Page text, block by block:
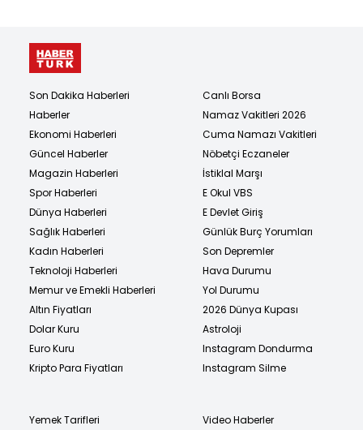
Son Dakika Haberleri
Haberler
Ekonomi Haberleri
Güncel Haberler
Magazin Haberleri
Spor Haberleri
Dünya Haberleri
Sağlık Haberleri
Kadın Haberleri
Teknoloji Haberleri
Memur ve Emekli Haberleri
Altın Fiyatları
Dolar Kuru
Euro Kuru
Kripto Para Fiyatları
Canlı Borsa
Namaz Vakitleri 2026
Cuma Namazı Vakitleri
Nöbetçi Eczaneler
İstiklal Marşı
E Okul VBS
E Devlet Giriş
Günlük Burç Yorumları
Son Depremler
Hava Durumu
Yol Durumu
2026 Dünya Kupası
Astroloji
Instagram Dondurma
Instagram Silme
Yemek Tarifleri
Video Haberler